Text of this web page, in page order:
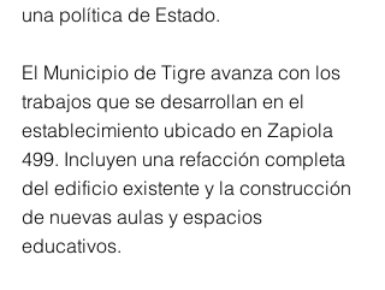
una política de Estado.
El Municipio de Tigre avanza con los
trabajos que se desarrollan en el
establecimiento ubicado en Zapiola
499. Incluyen una refacción completa
del edificio existente y la construcción
de nuevas aulas y espacios
educativos.